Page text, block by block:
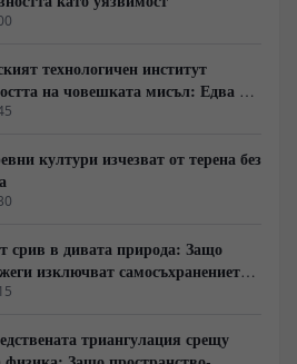
технологичен институт
на човешката мисъл: Едва 10
култури изчезват от терена без
срив в дивата природа: Защо
изключват самосъхранението
триангулация срещу